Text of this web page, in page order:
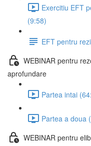
Exercitiu EFT
(9:58)
EFT pentru
WEBINAR pentru
aprofundare
Partea intai
Partea a doua
WEBINAR pentru